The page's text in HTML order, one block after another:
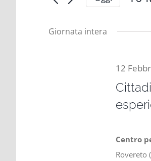
for
Marzo
Navigazione
Cerca
per
Giornata intera
12
Centro
Rovereto